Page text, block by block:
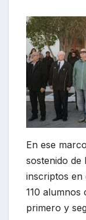
En ese
sostenido de
inscriptos en
110 alumnos
primero y